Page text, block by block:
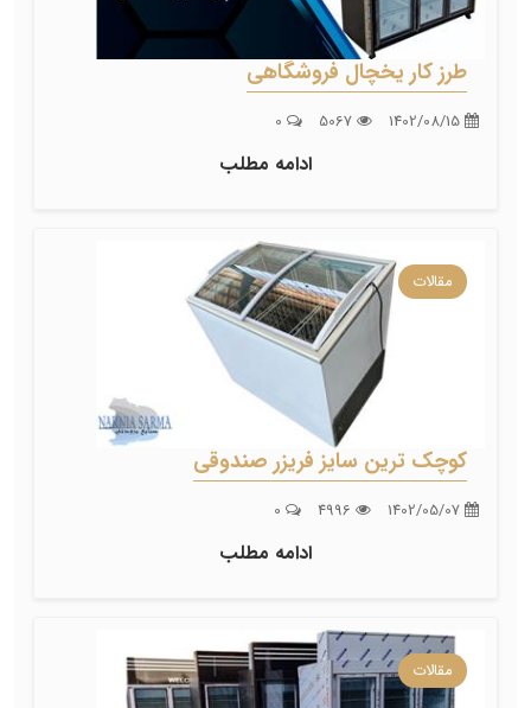
طرز کار یخچال فروشگاهی
ادامه مطلب
مقالات
کوچک ترین سایز فریزر صندوقی
ادامه مطلب
مقالات